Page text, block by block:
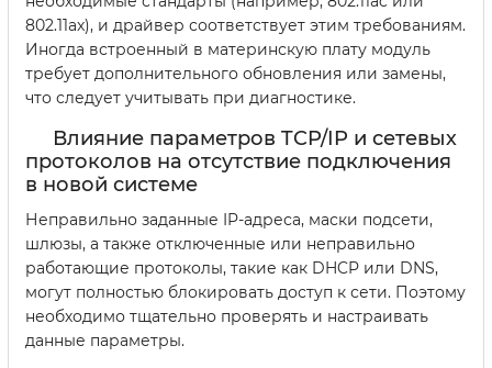
802.11ax), и драйвер соответствует этим требованиям.
Иногда встроенный в материнскую плату модуль
требует дополнительного обновления или замены,
что следует учитывать при диагностике.
Влияние параметров TCP/IP и сетевых
протоколов на отсутствие подключения
в новой системе
Неправильно заданные IP-адреса, маски подсети,
шлюзы, а также отключенные или неправильно
работающие протоколы, такие как DHCP или DNS,
могут полностью блокировать доступ к сети. Поэтому
необходимо тщательно проверять и настраивать
данные параметры.